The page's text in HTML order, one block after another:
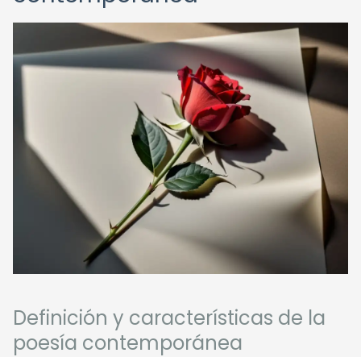
Definición y características de la
poesía contemporánea